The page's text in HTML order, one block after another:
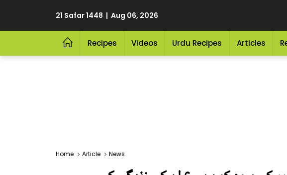
21 Safar 1448 | Aug 06, 2026
Recipes Videos Urdu Recipes Articles
Home Article News